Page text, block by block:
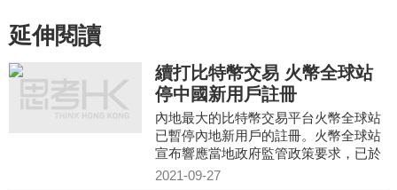
延伸閱讀
續打比特幣交易 火幣全球站
停中國新用戶註冊
內地最大的比特幣交易平台火幣全球站
已暫停內地新用戶的註冊。火幣全球站
宣布響應當地政府監管政策要求，已於
上星期五停止內地新用戶註冊，對於身
2021-09-27